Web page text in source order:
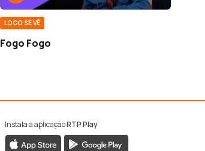
LOGO SE VÊ
Fogo Fogo
Instala a aplicaçãoRTP Play